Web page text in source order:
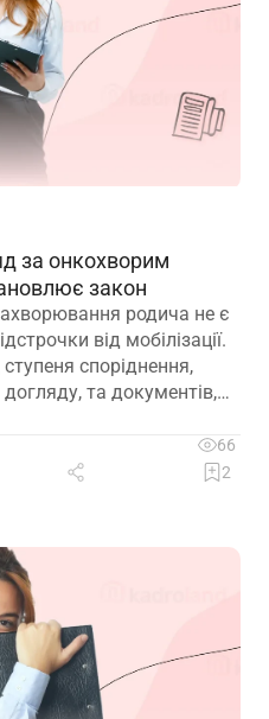
за онкохворим
закон
родича не є
від мобілізації.
споріднення,
та документів,
66
2